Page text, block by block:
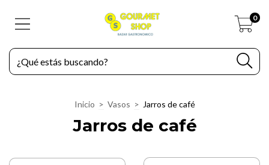
0
Inicio > Vasos > Jarros de café
Jarros de café